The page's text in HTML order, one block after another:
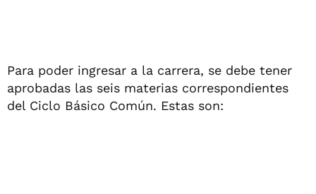
Para poder ingresar a la carrera, se debe tener
aprobadas las seis materias correspondientes
del Ciclo Básico Común. Estas son: